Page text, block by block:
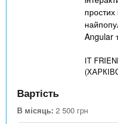
простих
Angular
IT
Вартість
В місяць: 2 500 грн